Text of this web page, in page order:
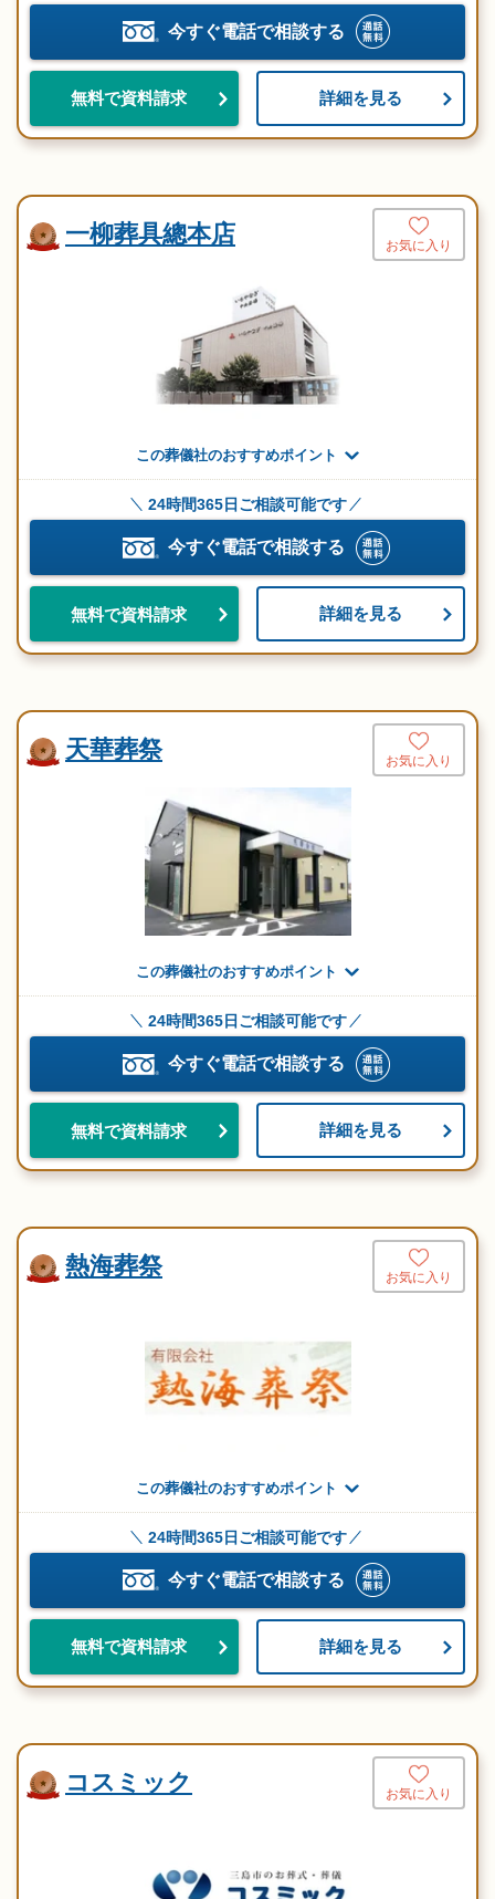
今すぐ電話で相談する
無料で資料請求 詳細を見る
一柳葬具總本店 お気に入り
この葬儀社のおすすめポイント
24時間365日ご相談可能です
今すぐ電話で相談する
無料で資料請求 詳細を見る
天華葬祭 お気に入り
この葬儀社のおすすめポイント
24時間365日ご相談可能です
今すぐ電話で相談する
無料で資料請求 詳細を見る
熱海葬祭 お気に入り
この葬儀社のおすすめポイント
24時間365日ご相談可能です
今すぐ電話で相談する
無料で資料請求 詳細を見る
コスミック お気に入り